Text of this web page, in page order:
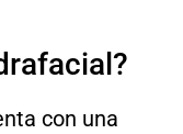
con una